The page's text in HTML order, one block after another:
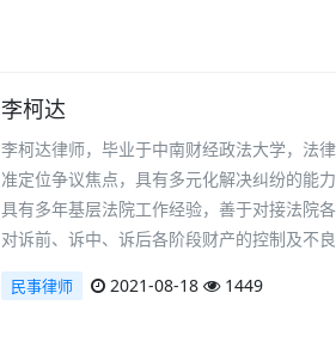
李柯达
李柯达律师，毕业于中南财经政法大学，法
准定位争议焦点，具有多元化解决纠纷的能
具有多年基层法院工作经验，善于对接法院
对诉前、诉中、诉后各阶段财产的控制及不
民事律师 2021-08-18 1449